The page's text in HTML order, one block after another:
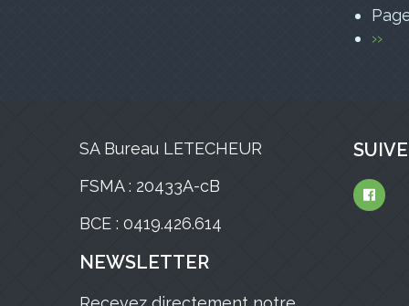
››
SA Bureau LETECHEUR
FSMA : 20433A-cB
BCE : 0419.426.614
NEWSLETTER